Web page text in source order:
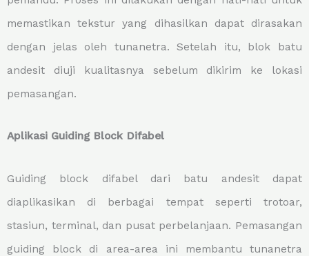
memastikan tekstur yang dihasilkan dapat dirasakan
dengan jelas oleh tunanetra. Setelah itu, blok batu
andesit diuji kualitasnya sebelum dikirim ke lokasi
pemasangan.
Aplikasi Guiding Block Difabel
Guiding block difabel dari batu andesit dapat
diaplikasikan di berbagai tempat seperti trotoar,
stasiun, terminal, dan pusat perbelanjaan. Pemasangan
guiding block di area-area ini membantu tunanetra